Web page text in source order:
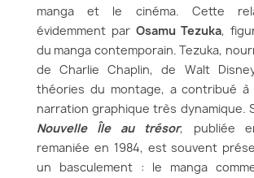
manga et le cinéma. Cette
évidemment par Osamu Tezuka,
du manga contemporain. Tezuka,
de Charlie Chaplin, de Walt
théories du montage, a contribué à
narration graphique très dynamique.
Nouvelle Île au trésor, publiée
remaniée en 1984, est souvent
un basculement : le manga